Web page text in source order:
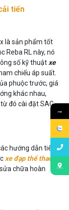
tiến
là sản phẩm tốt
Reba RL này, nó
số kỹ thuật xe
chiếu áp suất.
phuộc trước, giá
khác nhau,
đó cài đặt SAG
hướng dẫn tiêu
xe đạp thể thao
chữa hoàn
→